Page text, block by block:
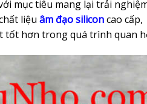
mục tiêu mang lại trải
liệu âm đạo siliconcao cấp,
tốt hơn trong quá trình quan